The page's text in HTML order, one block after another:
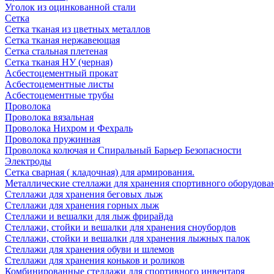
Уголок из оцинкованной стали
Сетка
Сетка тканая из цветных металлов
Сетка тканая нержавеющая
Сетка стальная плетеная
Сетка тканая НУ (черная)
Асбестоцементный прокат
Асбестоцементные листы
Асбестоцементные трубы
Проволока
Проволока вязальная
Проволока Нихром и Фехраль
Проволока пружинная
Проволока колючая и Спиральный Барьер Безопасности
Электроды
Сетка сварная ( кладочная) для армирования.
Металлические стеллажи для хранения спортивного
Стеллажи для хранения беговых лыж
Стеллажи для хранения горных лыж
Стеллажи и вешалки для лыж фрирайда
Стеллажи, стойки и вешалки для хранения сноубордов
Стеллажи, стойки и вешалки для хранения лыжных палок
Стеллажи для хранения обуви и шлемов
Стеллажи для хранения коньков и роликов
Комбинированные стеллажи для спортивного инвентаря